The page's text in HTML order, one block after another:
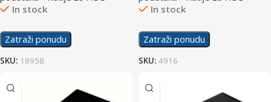
In stock
Zatraži ponudu
SKU: 18958
In stock
Zatraži ponudu
SKU: 4916